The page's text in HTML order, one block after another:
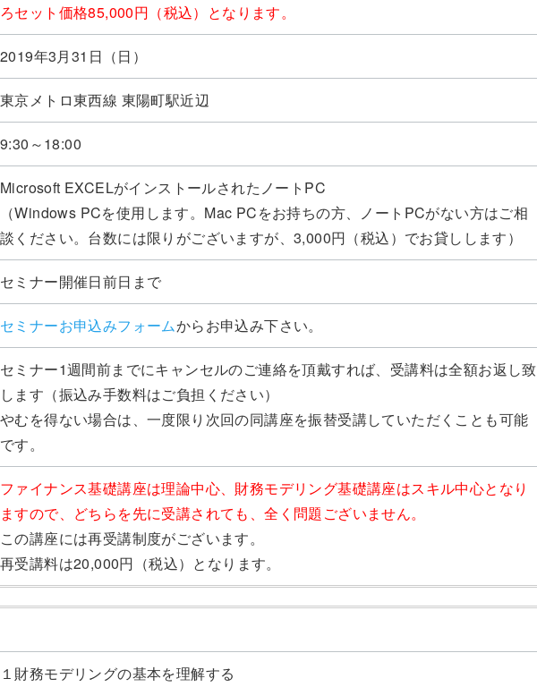
ろセット価格85,000円（税込）となります。
2019年3月31日（日）
東京メトロ東西線 東陽町駅近辺
9:30～18:00
Microsoft EXCELがインストールされたノートPC
（Windows PCを使用します。Mac PCをお持ちの方、ノートPCがない方はご相
談ください。台数には限りがございますが、3,000円（税込）でお貸しします）
セミナー開催日前日まで
セミナーお申込みフォームからお申込み下さい。
セミナー1週間前までにキャンセルのご連絡を頂戴すれば、受講料は全額お返し致
します（振込み手数料はご負担ください）
やむを得ない場合は、一度限り次回の同講座を振替受講していただくことも可能
です。
ファイナンス基礎講座は理論中心、財務モデリング基礎講座はスキル中心となり
ますので、どちらを先に受講されても、全く問題ございません。
この講座には再受講制度がございます。
再受講料は20,000円（税込）となります。
１財務モデリングの基本を理解する